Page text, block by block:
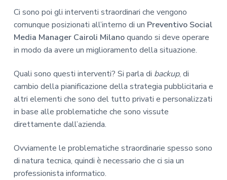
Ci sono poi gli interventi straordinari che vengono
comunque posizionati all’interno di un Preventivo Social
Media Manager Cairoli Milanoquando si deve operare
in modo da avere un miglioramento della situazione.
Quali sono questi interventi? Si parla di backup, di
cambio della pianificazione della strategia pubblicitaria e
altri elementi che sono del tutto privati e personalizzati
in base alle problematiche che sono vissute
direttamente dall’azienda.
Ovviamente le problematiche straordinarie spesso sono
di natura tecnica, quindi è necessario che ci sia un
professionista informatico.